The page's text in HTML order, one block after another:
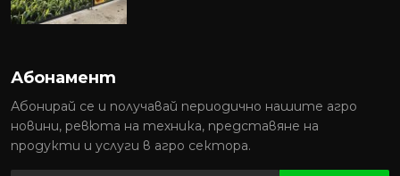
Абонамент
Абонирай се и получавай периодично нашите агро
новини, ревюта на техника, представяне на
продукти и услуги в агро сектора.